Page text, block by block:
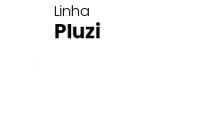
Linha
Pluzi